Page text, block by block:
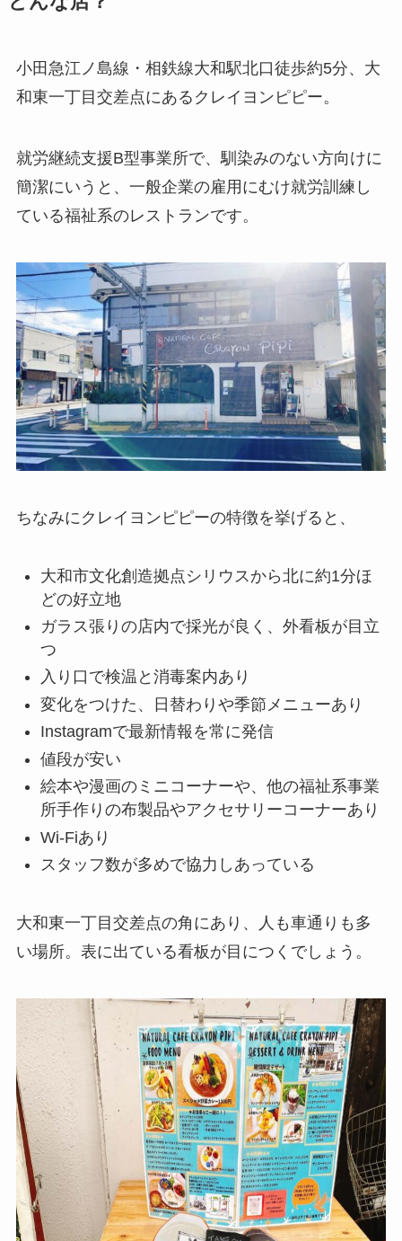
小田急江ノ島線・相鉄線大和駅北口徒歩約5分、大
和東一丁目交差点にあるクレイヨンピピー。
就労継続支援B型事業所で、馴染みのない方向けに
簡潔にいうと、一般企業の雇用にむけ就労訓練し
ている福祉系のレストランです。
ちなみにクレイヨンピピーの特徴を挙げると、
大和市文化創造拠点シリウスから北に約1分ほ
どの好立地
ガラス張りの店内で採光が良く、外看板が目立
つ
入り口で検温と消毒案内あり
変化をつけた、日替わりや季節メニューあり
Instagramで最新情報を常に発信
値段が安い
絵本や漫画のミニコーナーや、他の福祉系事業
所手作りの布製品やアクセサリーコーナーあり
Wi-Fiあり
スタッフ数が多めで協力しあっている
大和東一丁目交差点の角にあり、人も車通りも多
い場所。表に出ている看板が目につくでしょう。